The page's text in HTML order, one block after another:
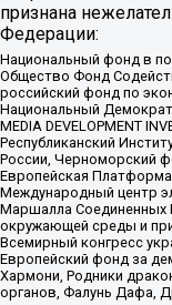
признана
Федерации:
Национальный фонд в
Общество Фонд
российский фонд по
Национальный
MEDIA DEVELOPMENT
Республиканский
России, Черноморский
Европейская
Международный центр
Маршалла Соединенных
окружающей среды и
Всемирный конгресс
Европейский фонд за
Хармони, Родники
органов, Фалунь Дафа,